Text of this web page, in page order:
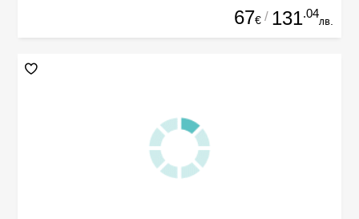
67€ / 131.04
лв.